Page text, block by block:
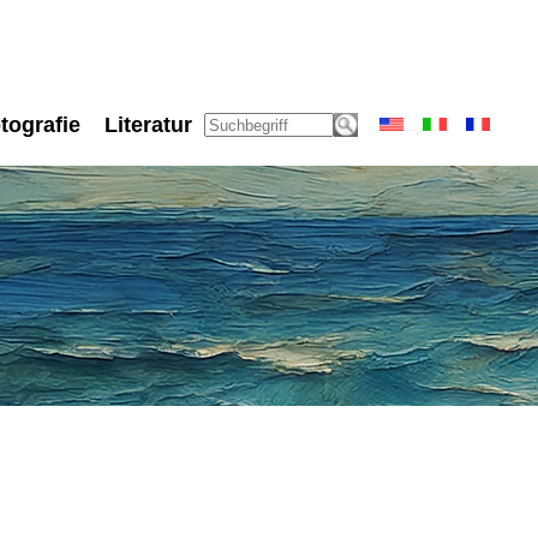
Literatur